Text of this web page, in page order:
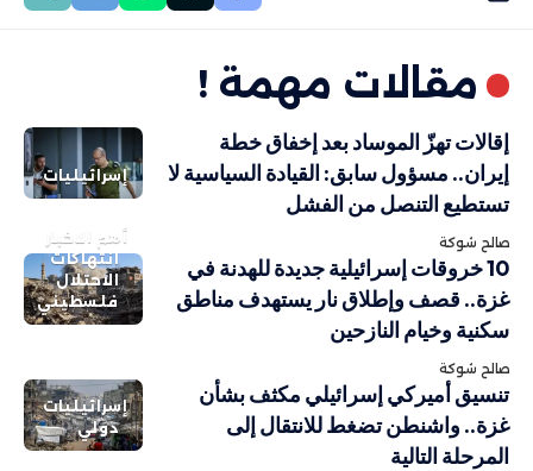
مقالات مهمة !
إسرائيليات
إقالات تهزّ الموساد بعد إخفاق خطة
إيران.. مسؤول سابق: القيادة السياسية لا
تستطيع التنصل من الفشل
صالح شوكة
أهم الاخبار
انتهاكات
الاحتلال
فلسطيني
10 خروقات إسرائيلية جديدة للهدنة في
غزة.. قصف وإطلاق نار يستهدف مناطق
سكنية وخيام النازحين
صالح شوكة
إسرائيليات
دولي
تنسيق أميركي إسرائيلي مكثف بشأن
غزة.. واشنطن تضغط للانتقال إلى
المرحلة التالية